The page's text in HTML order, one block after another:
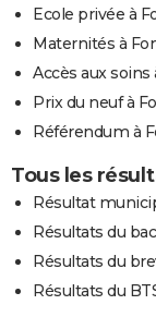
Ecole privée à
Maternités à
Accès aux
Prix du neuf à
Référendum à
Tous les
Résultat
Résultats du
Résultats du
Résultats du